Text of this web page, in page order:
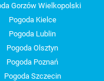
Gorzów Wielkopolski
Pogoda Kielce
Pogoda Lublin
Pogoda Olsztyn
Pogoda Poznań
Pogoda Szczecin